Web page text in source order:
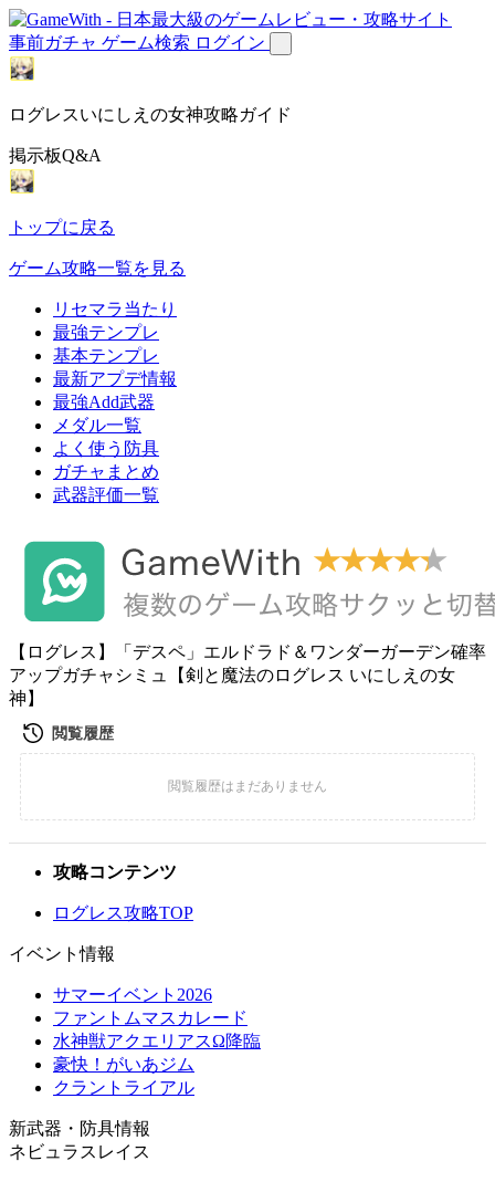
事前ガチャ ゲーム検索 ログイン
ログレスいにしえの女神攻略ガイド
掲示板Q&A
トップに戻る
ゲーム攻略一覧を見る
リセマラ当たり
最強テンプレ
基本テンプレ
最新アプデ情報
最強Add武器
メダル一覧
よく使う防具
ガチャまとめ
武器評価一覧
【ログレス】「デスペ」エルドラド＆ワンダーガーデン確率
アップガチャシミュ【剣と魔法のログレス いにしえの女
神】
攻略コンテンツ
ログレス攻略TOP
イベント情報
サマーイベント2026
ファントムマスカレード
水神獣アクエリアスΩ降臨
豪快！がいあジム
クラントライアル
新武器・防具情報
ネビュラスレイス